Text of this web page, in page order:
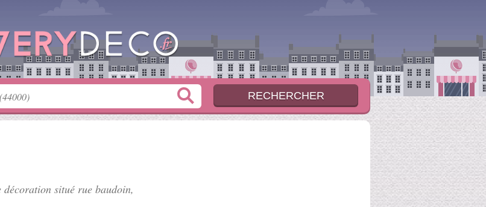
décoration situé rue baudoin,